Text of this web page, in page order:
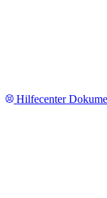
Hilfecenter